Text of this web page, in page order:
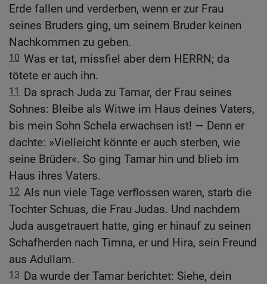
Erde fallen und verderben, wenn er zur Frau
seines Bruders ging, um seinem Bruder keinen
Nachkommen zu geben.
10 Was er tat, missfiel aber dem HERRN; da
tötete er auch ihn.
11
Da sprach Juda zu Tamar, der Frau seines
Sohnes: Bleibe als Witwe im Haus deines Vaters,
bis mein Sohn Schela erwachsen ist! — Denn er
dachte: »Vielleicht könnte er auch sterben, wie
seine Brüder«. So ging Tamar hin und blieb im
Haus ihres Vaters.
12 Als nun viele Tage verflossen waren, starb die
Tochter Schuas, die Frau Judas. Und nachdem
Juda ausgetrauert hatte, ging er hinauf zu seinen
Schafherden nach Timna, er und Hira, sein Freund
aus Adullam.
13 Da wurde der Tamar berichtet: Siehe, dein